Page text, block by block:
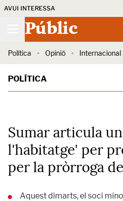
AVUI INTERESSA
Públic
Política Opinió Internacional
POLÍTICA
Sumar articula
l'habitatge' per
per la pròrroga
Aquest dimarts, el soci